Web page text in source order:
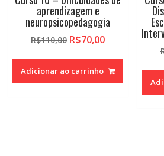
aprendizagem e
neuropsicopedagogia
R$110,00 O
original
era:
R$70,00O
atual
é:
R$70,00.
Adicionar ao carrinho